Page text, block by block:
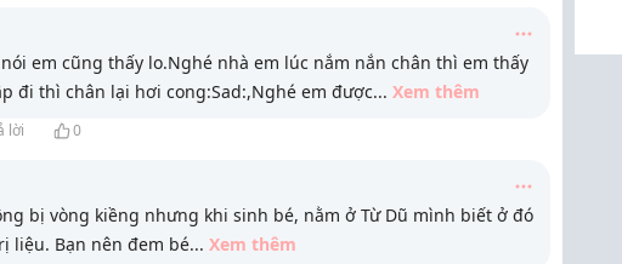
em cũng thấy lo.Nghé nhà em lúc nắm nắn chân thì em thấy
đi thì chân lại hơi cong:Sad:,Nghé em được... Xem thêm
lời 0
bị vòng kiềng nhưng khi sinh bé, nằm ở Từ Dũ mình biết ở đó
liệu. Bạn nên đem bé... Xem thêm